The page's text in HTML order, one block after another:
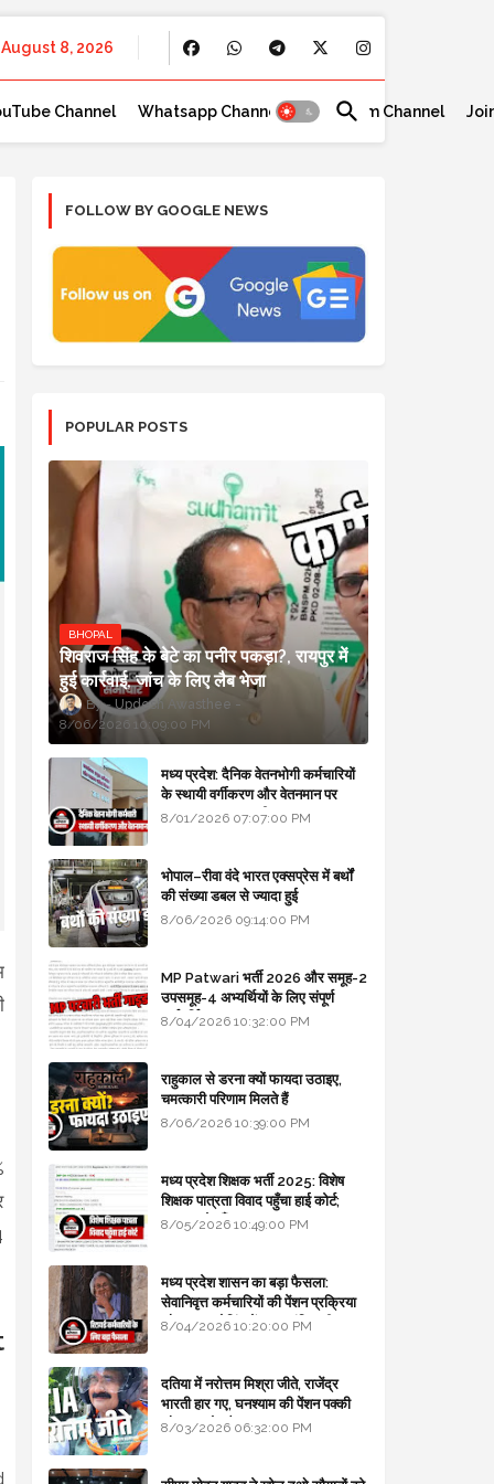
August 8, 2026
Channel Whatsapp Channel Telegram Channel
FOLLOW BY GOOGLE NEWS
POPULAR POSTS
BHOPAL
शिवराज सिंह के बेटे का पनीर पकड़ा?, रायपुर में
हुई कार्रवाई, जांच के लिए लैब भेजा
Updesh Awasthee
8/06/2026 10:09:00 PM
मध्य प्रदेश: दैनिक वेतनभोगी कर्मचारियों
के स्थायी वर्गीकरण और वेतनमान पर
सरकार का बड़ा स्पष्टीकरण
8/01/2026 07:07:00 PM
भोपाल–रीवा वंदे भारत एक्सप्रेस में बर्थों
की संख्या डबल से ज्यादा हुई
8/06/2026 09:14:00 PM
MP Patwari भर्ती 2026 और समूह-2
उपसमूह-4 अभ्यर्थियों के लिए संपूर्ण
मार्गदर्शिका
8/04/2026 10:32:00 PM
राहुकाल से डरना क्यों फायदा उठाइए,
चमत्कारी परिणाम मिलते हैं
8/06/2026 10:39:00 PM
मध्य प्रदेश शिक्षक भर्ती 2025: विशेष
शिक्षक पात्रता विवाद पहुँचा हाई कोर्ट;
सरकार से माँगा जवाब
8/05/2026 10:49:00 PM
मध्य प्रदेश शासन का बड़ा फैसला:
सेवानिवृत्त कर्मचारियों की पेंशन प्रक्रिया
और बजट कोडिंग में हुए क्रांतिकारी
8/04/2026 10:20:00 PM
दतिया में नरोत्तम मिश्रा जीते, राजेंद्र
भारती हार गए, घनश्याम की पेंशन पक्की
और आशुतोष बैक टू...
8/03/2026 06:32:00 PM